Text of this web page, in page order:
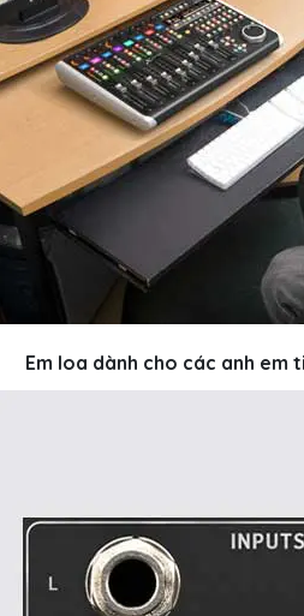
Em loa dành cho các anh em